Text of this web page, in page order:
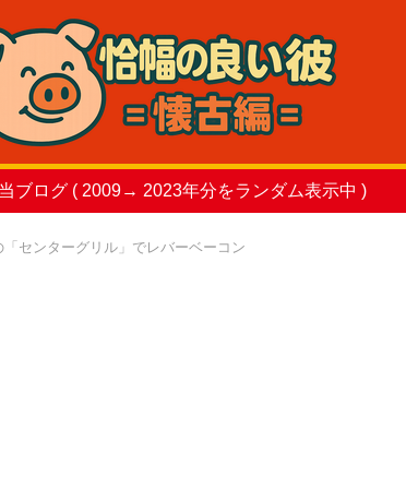
ブログ ( 2009→ 2023年分をランダム表示中 )
「センターグリル」でレバーベーコン